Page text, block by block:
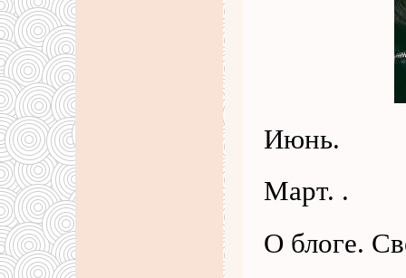
Июнь.
Март. .
О блоге.